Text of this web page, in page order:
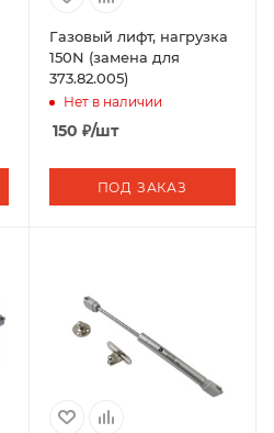
Газовый лифт, нагрузка
150N (замена для
373.82.005)
Нет в наличии
150 ₽/шт
ПОД ЗАКАЗ